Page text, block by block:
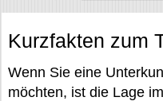
Kurzfakten zum
Wenn Sie eine
möchten, ist die Lage